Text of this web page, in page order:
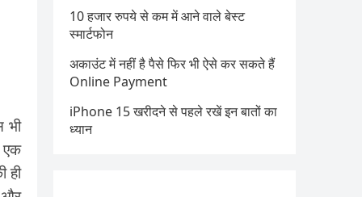
भी
एक
ही
10 हजार रुपये से कम में आने वाले बेस्ट
स्मार्टफोन
अकाउंट में नहीं है पैसे फिर भी ऐसे कर सकते हैं
Online Payment
iPhone 15 खरीदने से पहले रखें इन बातों का
ध्यान